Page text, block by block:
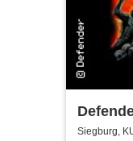
Siegburg,